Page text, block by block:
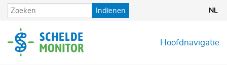
Overslaan
en
de
inhoud
Indienen NL
Hoofdnavigatie